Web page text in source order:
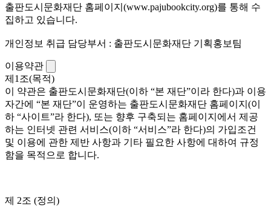
출판도시문화재단 홈페이지(www.pajubookcity.org)를 통해 수
집하고 있습니다.
개인정보 취급 담당부서 : 출판도시문화재단 기획홍보팀
이용약관
제1조(목적)
이 약관은 출판도시문화재단(이하 “본 재단”이라 한다)과 이용
자간에 “본 재단”이 운영하는 출판도시문화재단 홈페이지(이
하 “사이트”라 한다), 또는 향후 구축되는 홈페이지에서 제공
하는 인터넷 관련 서비스(이하 “서비스”라 한다)의 가입조건
및 이용에 관한 제반 사항과 기타 필요한 사항에 대하여 규정
함을 목적으로 합니다.
제 2조 (정의)